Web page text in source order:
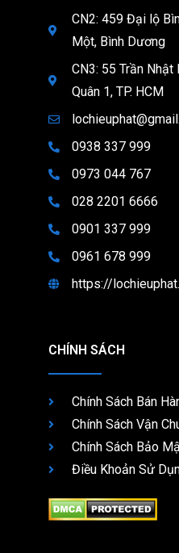
CN2: 459 Đại lộ
Một, Bình Dương
CN3: 55 Trần
Quân 1, TP. HCM
0938 337 999
0973 044 767
028 2201 6666
0901 337 999
0961 678 999
https://
CHÍNH SÁCH
Chính Sách Bán
Chính Sách Vận
Chính Sách Bảo
Điều Khoản Sử